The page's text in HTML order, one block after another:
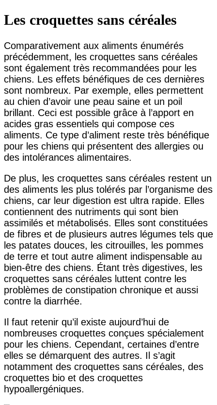
Les croquettes sans céréales
Comparativement aux aliments énumérés
précédemment, les croquettes sans céréales
sont également très recommandées pour les
chiens. Les effets bénéfiques de ces dernières
sont nombreux. Par exemple, elles permettent
au chien d’avoir une peau saine et un poil
brillant. Ceci est possible grâce à l’apport en
acides gras essentiels qui compose ces
aliments. Ce type d’aliment reste très bénéfique
pour les chiens qui présentent des allergies ou
des intolérances alimentaires.
De plus, les croquettes sans céréales restent un
des aliments les plus tolérés par l’organisme des
chiens, car leur digestion est ultra rapide. Elles
contiennent des nutriments qui sont bien
assimilés et métabolisés. Elles sont constituées
de fibres et de plusieurs autres légumes tels que
les patates douces, les citrouilles, les pommes
de terre et tout autre aliment indispensable au
bien-être des chiens. Étant très digestives, les
croquettes sans céréales luttent contre les
problèmes de constipation chronique et aussi
contre la diarrhée.
Il faut retenir qu’il existe aujourd’hui de
nombreuses croquettes conçues spécialement
pour les chiens. Cependant, certaines d’entre
elles se démarquent des autres. Il s’agit
notamment des croquettes sans céréales, des
croquettes bio et des croquettes
hypoallergéniques.